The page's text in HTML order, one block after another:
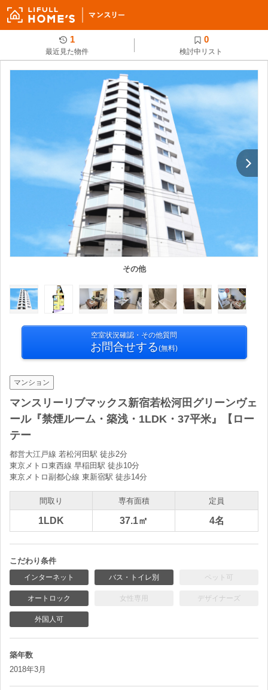
1
最近見た物件
0
検討中リスト
その他
空室状況確認・その他質問
お問合せする(無料)
マンション
マンスリーリブマックス新宿若松河田グリーンヴェ
ール『禁煙ルーム・築浅・1LDK・37平米』【ロー
テー
都営大江戸線 若松河田駅 徒歩2分
東京メトロ東西線 早稲田駅 徒歩10分
東京メトロ副都心線 東新宿駅 徒歩14分
間取り 専有面積 定員
1LDK 37.1㎡ 4名
こだわり条件
インターネット バス・トイレ別 ペット可
オートロック 女性専用 デザイナーズ
外国人可
築年数
2018年3月